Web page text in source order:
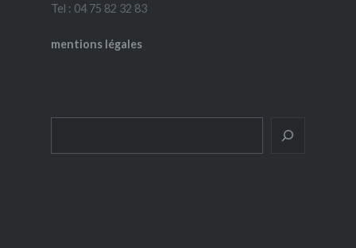
Tel : 04 75 82 32 83
mentions légales